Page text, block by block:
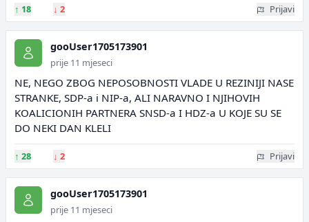
↑ 18 ↓ 2 Prijavi
gooUser1705173901
prije 11 mjeseci
NE, NEGO ZBOG NEPOSOBNOSTI VLADE U REZINIJI NASE
STRANKE, SDP-a i NIP-a, ALI NARAVNO I NJIHOVIH
KOALICIONIH PARTNERA SNSD-a I HDZ-a U KOJE SU SE
DO NEKI DAN KLELI
↑ 28 ↓ 2 Prijavi
gooUser1705173901
prije 11 mjeseci